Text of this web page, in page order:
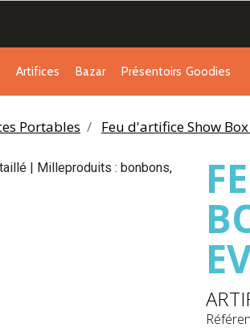
Artifices Bazar Présentoirs Goodies
Portables Feu d'artifice Show